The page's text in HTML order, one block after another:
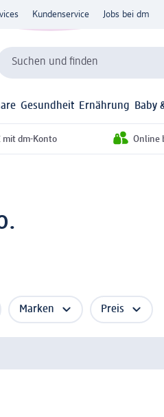
Kundenservice Jobs bei dm
Suchen und finden
Gesundheit Ernährung Baby
mit dm-Konto Online
Marken Preis